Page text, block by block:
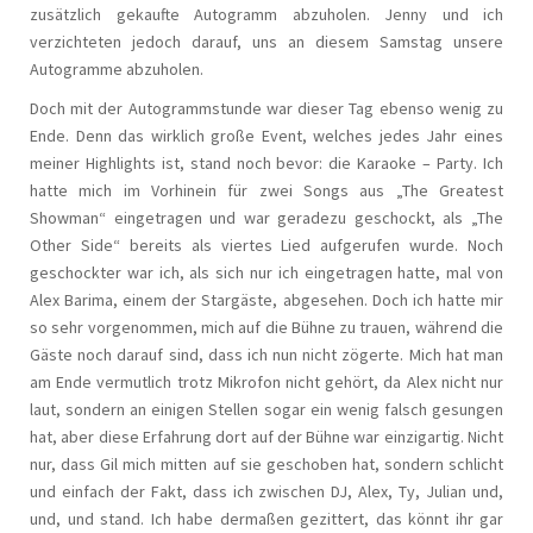
zusätzlich gekaufte Autogramm abzuholen. Jenny und ich
verzichteten jedoch darauf, uns an diesem Samstag unsere
Autogramme abzuholen.
Doch mit der Autogrammstunde war dieser Tag ebenso wenig zu
Ende. Denn das wirklich große Event, welches jedes Jahr eines
meiner Highlights ist, stand noch bevor: die Karaoke – Party. Ich
hatte mich im Vorhinein für zwei Songs aus „The Greatest
Showman“ eingetragen und war geradezu geschockt, als „The
Other Side“ bereits als viertes Lied aufgerufen wurde. Noch
geschockter war ich, als sich nur ich eingetragen hatte, mal von
Alex Barima, einem der Stargäste, abgesehen. Doch ich hatte mir
so sehr vorgenommen, mich auf die Bühne zu trauen, während die
Gäste noch darauf sind, dass ich nun nicht zögerte. Mich hat man
am Ende vermutlich trotz Mikrofon nicht gehört, da Alex nicht nur
laut, sondern an einigen Stellen sogar ein wenig falsch gesungen
hat, aber diese Erfahrung dort auf der Bühne war einzigartig. Nicht
nur, dass Gil mich mitten auf sie geschoben hat, sondern schlicht
und einfach der Fakt, dass ich zwischen DJ, Alex, Ty, Julian und,
und, und stand. Ich habe dermaßen gezittert, das könnt ihr gar